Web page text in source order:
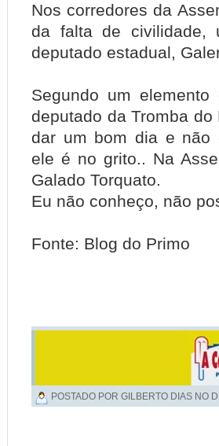
Nos corredores da
da falta de civilidade,
deputado estadual,
Segundo um
deputado da Tromba
dar um bom dia e não
ele é no grito.. Na
Galado Torquato.
Eu não conheço, não
Fonte: Blog do Primo
POSTADO POR GILBERTO DIAS NO